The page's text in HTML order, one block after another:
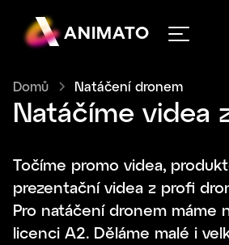
ANIMATO
Domů Natáčení dronem
Natáčíme videa
Točíme promo videa,
prezentační videa z profi
Pro natáčení dronem máme
licenci A2. Děláme malé i